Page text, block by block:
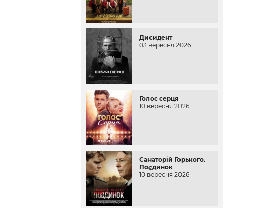
Дисидент
03 вересня 2026
Голос серця
10 вересня 2026
Санаторій Горького.
Поєдинок
10 вересня 2026